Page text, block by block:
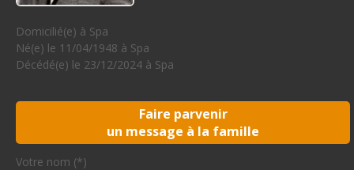
Domicilié(e) à Spa
Né(e) le 11/04/1948 à Spa
Décédé(e) le 23/12/2024 à Spa
Faire parvenir
un message à la famille
Votre nom (*)